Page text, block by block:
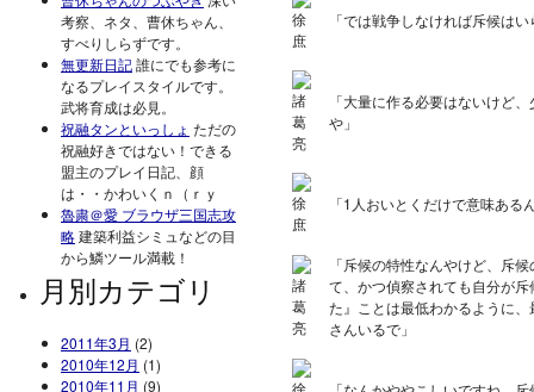
考察、ネタ、曹休ちゃん、
すべりしらずです。
無更新日記誰にでも参考に
なるプレイスタイルです。
武将育成は必見。
祝融タンといっしょ ただの
祝融好きではない！できる
盟主のプレイ日記、顔
は・・かわいくｎ（ｒｙ
魯粛＠愛 ブラウザ三国志攻
略建築利益シミュなどの目
から鱗ツール満載！
月別カテゴリ
2011年3月 (2)
2010年12月 (1)
2010年11月 (9)
「では戦争しなければ斥候は
「大量に作る必要はないけど
や」
「1人おいとくだけで意味あ
「斥候の特性なんやけど、斥
て、かつ偵察されても自分が
た』ことは最低わかるように
さんいるで」